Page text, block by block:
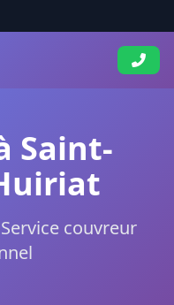
Saint-
couvreur